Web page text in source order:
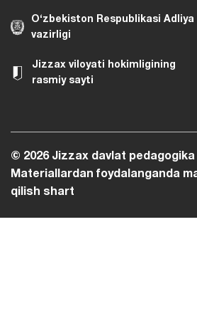
O‘zbekiston Respublikasi Adliya
vazirligi
Jizzax viloyati hokimligining
rasmiy sayti
© 2026 Jizzax davlat
Materiallardan foydalanganda
qilish shart